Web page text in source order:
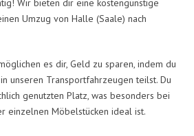
Wir bieten dir eine kostengünstige
Umzug von Halle (Saale) nach
es dir, Geld zu sparen, indem du
unseren Transportfahrzeugen teilst. Du
genutzten Platz, was besonders bei
einzelnen Möbelstücken ideal ist.